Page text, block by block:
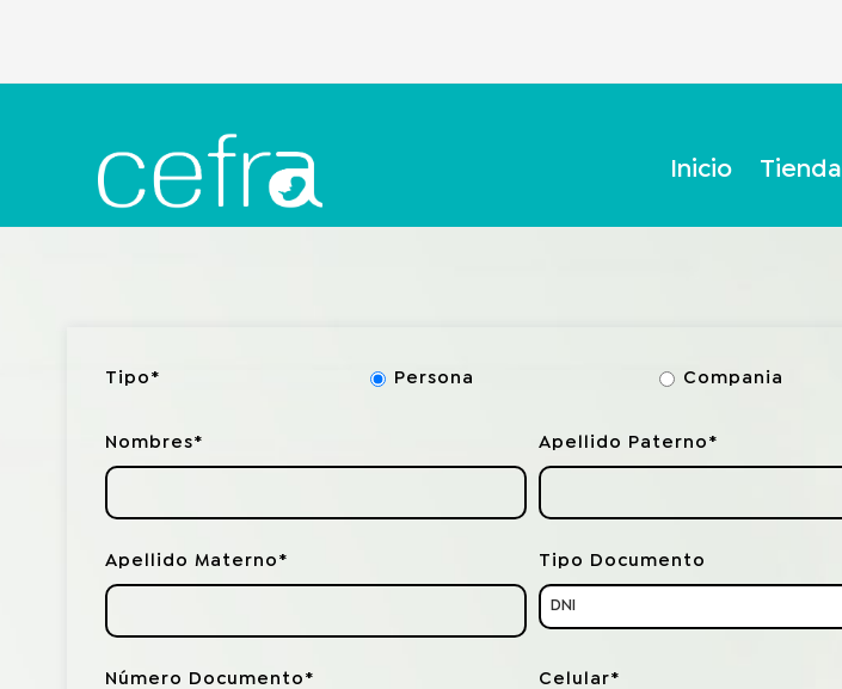
Inicio Tienda
Tipo* Persona Compania
Nombres* Apellido Paterno*
Apellido Materno* Tipo Documento
DNI
Número Documento* Celular*